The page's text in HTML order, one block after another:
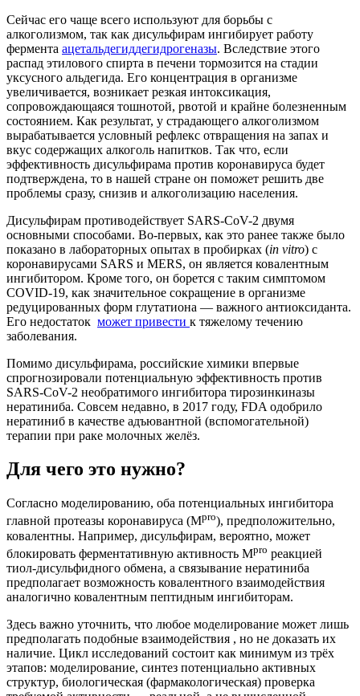
Сейчас его чаще всего используют для борьбы с
алкоголизмом, так как дисульфирам ингибирует работу
фермента ацетальдегиддегидрогеназы. Вследствие этого
распад этилового спирта в печени тормозится на стадии
уксусного альдегида. Его концентрация в организме
увеличивается, возникает резкая интоксикация,
сопровождающаяся тошнотой, рвотой и крайне болезненным
состоянием. Как результат, у страдающего алкоголизмом
вырабатывается условный рефлекс отвращения на запах и
вкус содержащих алкоголь напитков. Так что, если
эффективность дисульфирама против коронавируса будет
подтверждена, то в нашей стране он поможет решить две
проблемы сразу, снизив и алкоголизацию населения.
Дисульфирам противодействует SARS-CoV-2 двумя
основными способами. Во-первых, как это ранее также было
показано в лабораторных опытах в пробирках (in vitro) c
коронавирусами SARS и MERS, он является ковалентным
ингибитором. Кроме того, он борется с таким симптомом
COVID-19, как значительное сокращение в организме
редуцированных форм глутатиона — важного антиоксиданта.
Его недостаток может привести к тяжелому течению
заболевания.
Помимо дисульфирама, российские химики впервые
спрогнозировали потенциальную эффективность против
SARS-CoV-2 необратимого ингибитора тирозинкиназы
нератиниба. Совсем недавно, в 2017 году, FDA одобрило
нератиниб в качестве адъювантной (вспомогательной)
терапии при раке молочных желёз.
Для чего это нужно?
Согласно моделированию, оба потенциальных ингибитора
главной протеазы коронавируса (Mpro), предположительно,
ковалентны. Например, дисульфирам, вероятно, может
блокировать ферментативную активность Mpro реакцией
тиол-дисульфидного обмена, а связывание нератиниба
предполагает возможность ковалентного взаимодействия
аналогично ковалентным пептидным ингибиторам.
Здесь важно уточнить, что любое моделирование может лишь
предполагать подобные взаимодействия , но не доказать их
наличие. Цикл исследований состоит как минимум из трёх
этапов: моделирование, синтез потенциально активных
структур, биологическая (фармакологическая) проверка